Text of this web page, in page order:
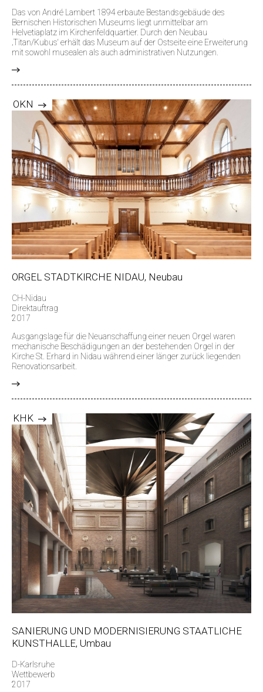
Das von André Lambert 1894 erbaute Bestandsgebäude des
Bernischen Historischen Museums liegt unmittelbar am
Helvetiaplatz im Kirchenfeldquartier. Durch den Neubau
‚Titan/Kubus‘ erhält das Museum auf der Ostseite eine Erweiterung
mit sowohl musealen als auch administrativen Nutzungen.
OKN
ORGEL STADTKIRCHE NIDAU, Neubau
CH-Nidau
Direktauftrag
2017
Ausgangslage für die Neuanschaffung einer neuen Orgel waren
mechanische Beschädigungen an der bestehenden Orgel in der
Kirche St. Erhard in Nidau während einer länger zurück liegenden
Renovationsarbeit.
KHK
SANIERUNG UND MODERNISIERUNG STAATLICHE
KUNSTHALLE, Umbau
D-Karlsruhe
Wettbewerb
2017